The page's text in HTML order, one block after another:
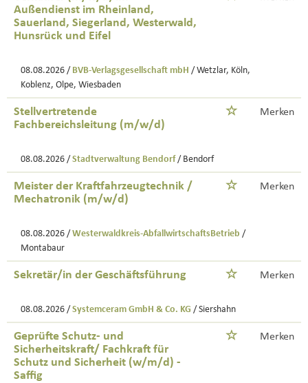
Außendienst im Rheinland,
Sauerland, Siegerland, Westerwald,
Hunsrück und Eifel
08.08.2026 / BVB-Verlagsgesellschaft mbH / Wetzlar, Köln,
Koblenz, Olpe, Wiesbaden
Stellvertretende
Fachbereichsleitung (m/w/d)
Merken
08.08.2026 / Stadtverwaltung Bendorf / Bendorf
Meister der Kraftfahrzeugtechnik /
Mechatronik (m/w/d)
Merken
08.08.2026 / Westerwaldkreis-AbfallwirtschaftsBetrieb /
Montabaur
Sekretär/in der Geschäftsführung Merken
08.08.2026 / Systemceram GmbH & Co. KG / Siershahn
Geprüfte Schutz- und
Sicherheitskraft/ Fachkraft für
Schutz und Sicherheit (w/m/d) -
Saffig
Merken